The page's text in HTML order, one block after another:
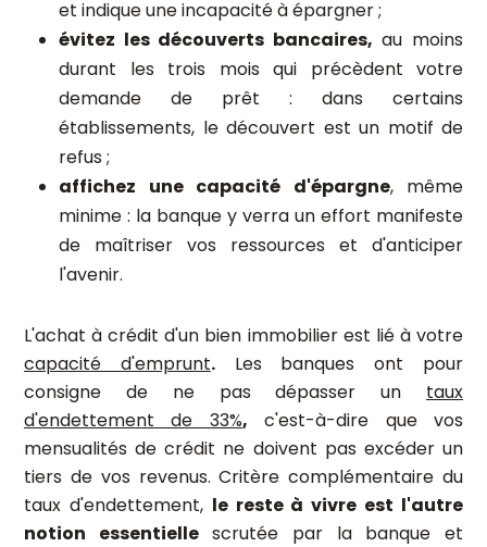
et indique une incapacité à épargner ;
évitez les découverts bancaires, au moins
durant les trois mois qui précèdent votre
demande de prêt : dans certains
établissements, le découvert est un motif de
refus ;
affichez une capacité d'épargne, même
minime : la banque y verra un effort manifeste
de maîtriser vos ressources et d'anticiper
l'avenir.
L'achat à crédit d'un bien immobilier est lié à votre
capacité d'emprunt.Les banques ont pour
consigne de ne pas dépasser un taux
d'endettement de 33%, c'est-à-dire que vos
mensualités de crédit ne doivent pas excéder un
tiers de vos revenus. Critère complémentaire du
taux d'endettement, le reste à vivre est l'autre
notion essentiellescrutée par la banque et